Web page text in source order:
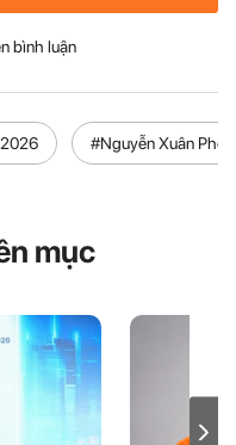
bình luận
#Nguyễn Xuân
mục